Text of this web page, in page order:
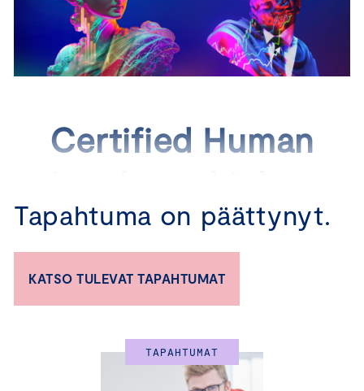
Certified Human
Tapahtuma on päättynyt.
KATSO TULEVAT TAPAHTUMAT
TAPAHTUMAT